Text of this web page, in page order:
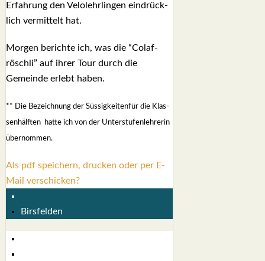
Erfah­rung den Velo­lehr­lin­gen ein­drück­
lich ver­mit­telt hat.
Mor­gen berich­te ich, was die “Colaf­
rösch­li” auf ihrer Tour durch die
Gemein­de erlebt haben.
** Die Bezeich­nung der Süs­sig­kei­ten­für die Klas­
sen­hälf­ten hat­te ich von der Unter­stu­fen­leh­re­rin
über­nom­men.
Als pdf speichern, drucken oder per E-
Mail verschicken?
Birsfelden